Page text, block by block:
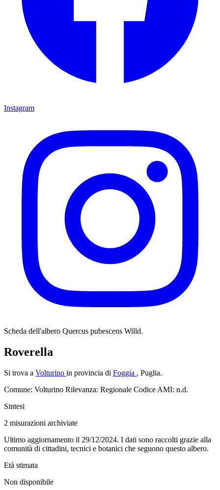
Instagram
Scheda dell'albero Quercus pubescens Willd.
Roverella
Si trova a Volturino in provincia di Foggia , Puglia.
Comune: Volturino Rilevanza: Regionale Codice AMI: n.d.
Sintesi
2 misurazioni archiviate
Ultimo aggiornamento il 29/12/2024. I dati sono raccolti grazie alla
comunità di cittadini, tecnici e botanici che seguono questo albero.
Età stimata
Non disponibile